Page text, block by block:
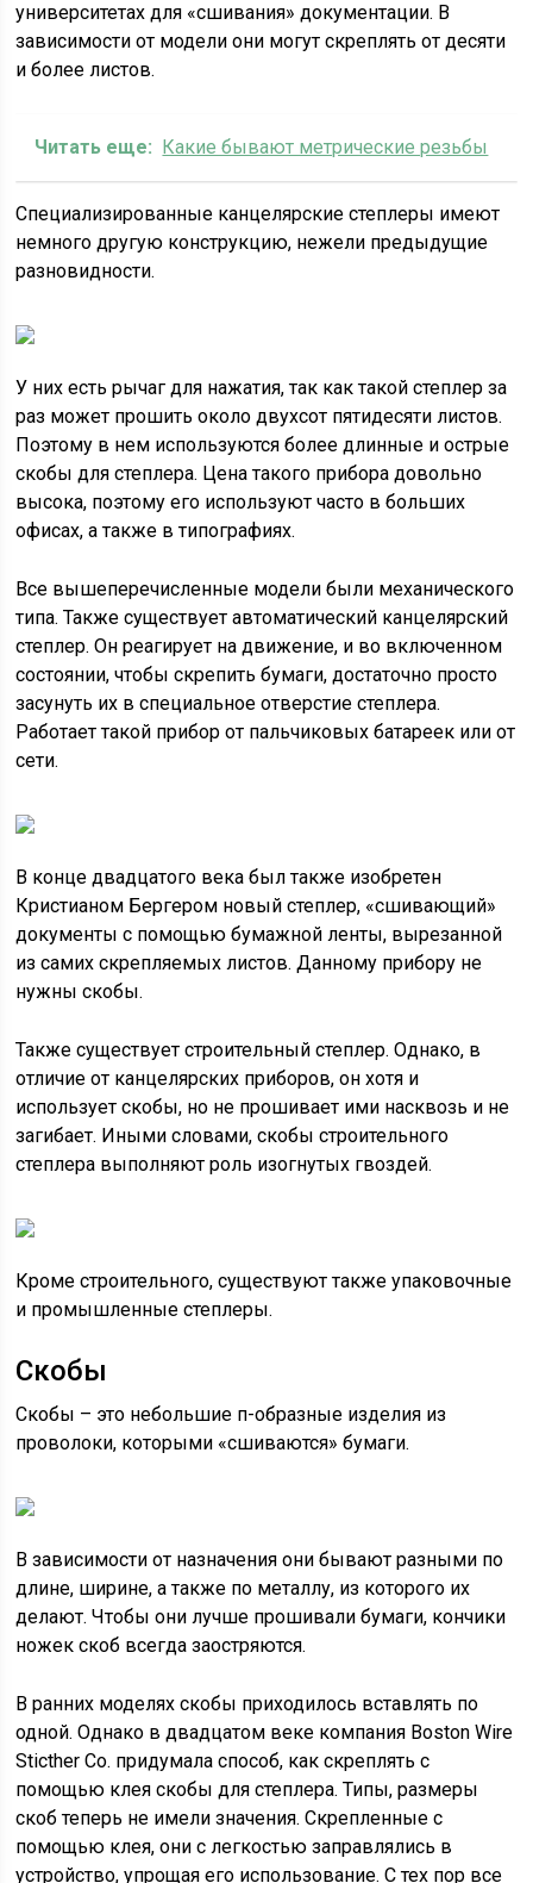
университетах для «сшивания» документации. В
зависимости от модели они могут скреплять от десяти
и более листов.
Читать еще: Какие бывают метрические резьбы
Специализированные канцелярские степлеры имеют
немного другую конструкцию, нежели предыдущие
разновидности.
У них есть рычаг для нажатия, так как такой степлер за
раз может прошить около двухсот пятидесяти листов.
Поэтому в нем используются более длинные и острые
скобы для степлера. Цена такого прибора довольно
высока, поэтому его используют часто в больших
офисах, а также в типографиях.
Все вышеперечисленные модели были механического
типа. Также существует автоматический канцелярский
степлер. Он реагирует на движение, и во включенном
состоянии, чтобы скрепить бумаги, достаточно просто
засунуть их в специальное отверстие степлера.
Работает такой прибор от пальчиковых батареек или от
сети.
В конце двадцатого века был также изобретен
Кристианом Бергером новый степлер, «сшивающий»
документы с помощью бумажной ленты, вырезанной
из самих скрепляемых листов. Данному прибору не
нужны скобы.
Также существует строительный степлер. Однако, в
отличие от канцелярских приборов, он хотя и
использует скобы, но не прошивает ими насквозь и не
загибает. Иными словами, скобы строительного
степлера выполняют роль изогнутых гвоздей.
Кроме строительного, существуют также упаковочные
и промышленные степлеры.
Скобы
Скобы – это небольшие п-образные изделия из
проволоки, которыми «сшиваются» бумаги.
В зависимости от назначения они бывают разными по
длине, ширине, а также по металлу, из которого их
делают. Чтобы они лучше прошивали бумаги, кончики
ножек скоб всегда заостряются.
В ранних моделях скобы приходилось вставлять по
одной. Однако в двадцатом веке компания Boston Wire
Sticther Co. придумала способ, как скреплять с
помощью клея скобы для степлера. Типы, размеры
скоб теперь не имели значения. Скрепленные с
помощью клея, они с легкостью заправлялись в
устройство, упрощая его использование. С тех пор все